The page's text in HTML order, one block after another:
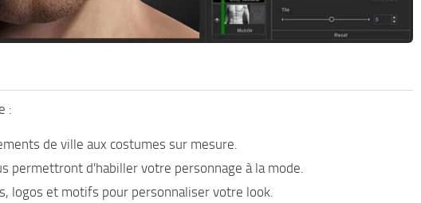
:
de ville aux costumes sur mesure.
permettront d'habiller votre personnage à la mode.
logos et motifs pour personnaliser votre look.